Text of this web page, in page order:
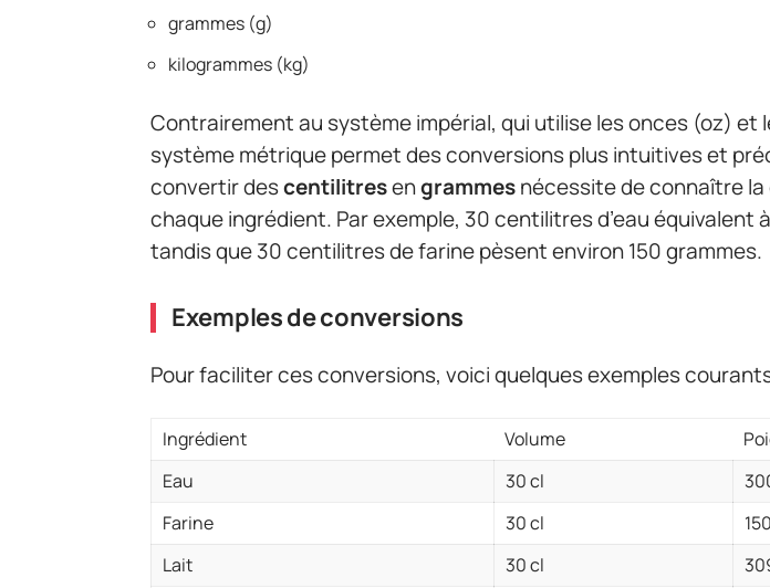
grammes (g)
kilogrammes (kg)
Contrairement au système impérial, qui utilise les onces (oz) et
système métrique permet des conversions plus intuitives et
convertir descentilitresengrammesnécessite de connaître
chaque ingrédient. Par exemple, 30 centilitres d’eau équivalent
tandis que 30 centilitres de farine pèsent environ 150 grammes.
Exemples de conversions
Pour faciliter ces conversions, voici quelques exemples
Ingrédient Volume
Eau
30 cl
Farine
30 cl
Lait
30 cl